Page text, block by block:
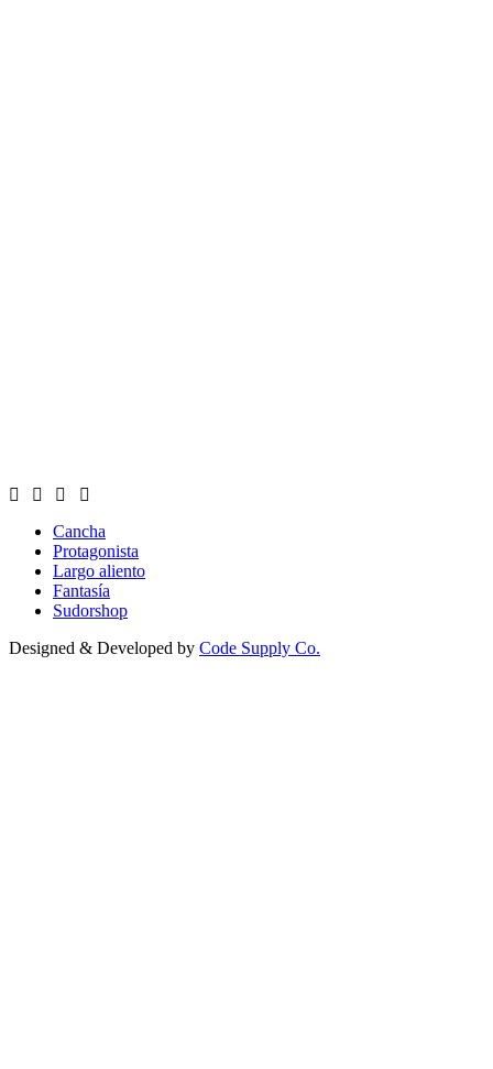
Cancha
Protagonista
Largo aliento
Fantasía
Sudorshop
Designed & Developed by Code Supply Co.